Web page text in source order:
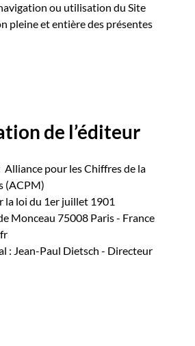
ou utilisation du Site
pleine et entière des présentes
de l’éditeur
Alliance pour les Chiffres de la
(ACPM)
la loi du 1er juillet 1901
Monceau 75008 Paris - France
: Jean-Paul Dietsch - Directeur